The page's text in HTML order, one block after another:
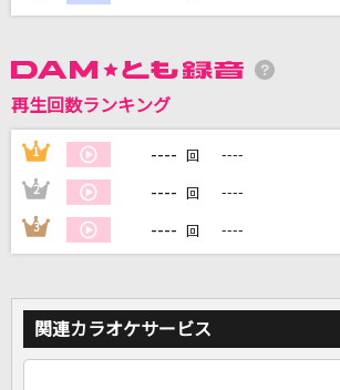
再生回数ランキング
1 ---- 回 ----
2 ---- 回 ----
3 ---- 回 ----
関連カラオケサービス